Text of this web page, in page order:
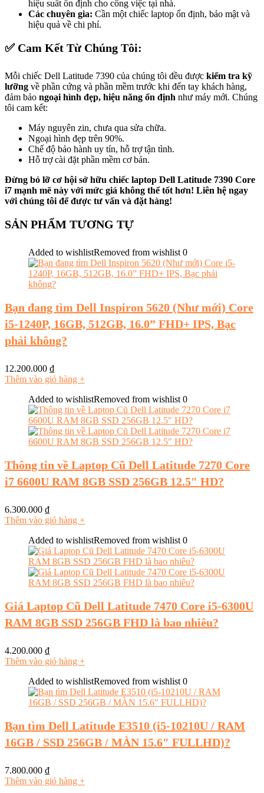
hiệu suất ổn định cho công việc tại nhà.
Các chuyên gia: Cần một chiếc laptop ổn định, bảo mật và
hiệu quả về chi phí.
✅ Cam Kết Từ Chúng Tôi:
Mỗi chiếc Dell Latitude 7390 của chúng tôi đều được kiểm tra kỹ
lưỡng về phần cứng và phần mềm trước khi đến tay khách hàng,
đảm bảo ngoại hình đẹp, hiệu năng ổn định như máy mới. Chúng
tôi cam kết:
Máy nguyên zin, chưa qua sửa chữa.
Ngoại hình đẹp trên 90%.
Chế độ bảo hành uy tín, hỗ trợ tận tình.
Hỗ trợ cài đặt phần mềm cơ bản.
Đừng bỏ lỡ cơ hội sở hữu chiếc laptop Dell Latitude 7390 Core
i7 mạnh mẽ này với mức giá không thể tốt hơn! Liên hệ ngay
với chúng tôi để được tư vấn và đặt hàng!
SẢN PHẨM TƯƠNG TỰ
Added to wishlistRemoved from wishlist 0
Bạn đang tìm Dell Inspiron 5620 (Như mới) Core
i5-1240P, 16GB, 512GB, 16.0” FHD+ IPS, Bạc
phải không?
12.200.000 ₫
Thêm vào giỏ hàng +
Added to wishlistRemoved from wishlist 0
Thông tin về Laptop Cũ Dell Latitude 7270 Core
i7 6600U RAM 8GB SSD 256GB 12.5″ HD?
6.300.000 ₫
Thêm vào giỏ hàng +
Added to wishlistRemoved from wishlist 0
Giá Laptop Cũ Dell Latitude 7470 Core i5-6300U
RAM 8GB SSD 256GB FHD là bao nhiêu?
4.200.000 ₫
Thêm vào giỏ hàng +
Added to wishlistRemoved from wishlist 0
Bạn tìm Dell Latitude E3510 (i5-10210U / RAM
16GB / SSD 256GB / MÀN 15.6″ FULLHD)?
7.800.000 ₫
Thêm vào giỏ hàng +